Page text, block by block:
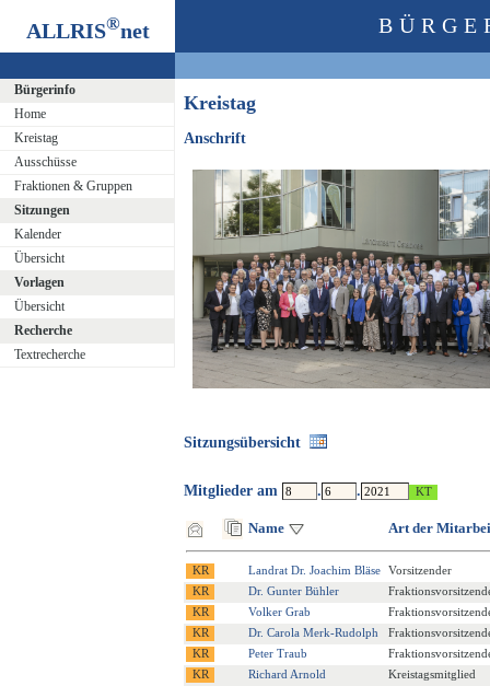
ALLRIS®net
Bürgerinfo
Home
Kreistag
Ausschüsse
Fraktionen & Gruppen
Sitzungen
Kalender
Übersicht
Vorlagen
Übersicht
Recherche
Textrecherche
Kreistag
Anschrift
Sitzungsübersicht
Mitglieder am . .
Name Art der
Landrat Dr. Joachim Bläse Vorsitzender
Dr. Gunter Bühler
Volker Grab
Dr. Carola Merk-Rudolph
Peter Traub
Richard Arnold
Kreistagsmitglied